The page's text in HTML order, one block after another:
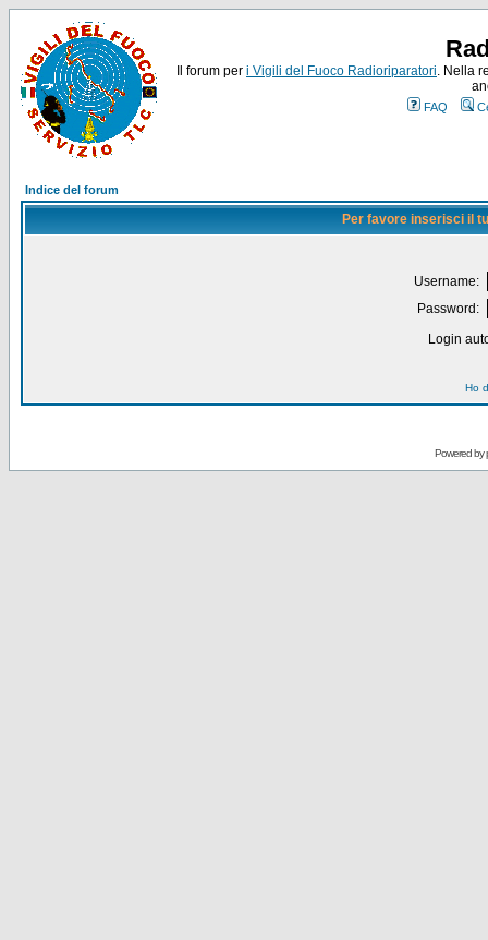
Il forum per i Vigili del Fuoco Radioriparatori. Nella
FAQ
Indice del forum
Per favore inserisci il
Username:
Password:
Login
Ho
Powered by